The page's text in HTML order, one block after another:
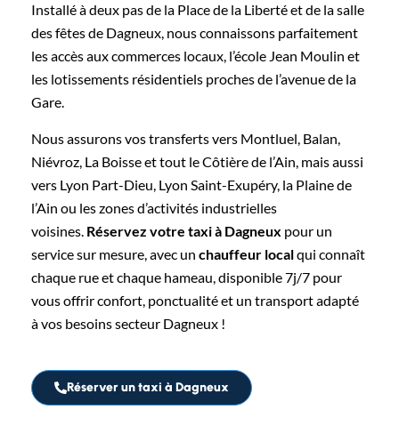
Installé à deux pas de la Place de la Liberté et de la salle
des fêtes de Dagneux, nous connaissons parfaitement
les accès aux commerces locaux, l’école Jean Moulin et
les lotissements résidentiels proches de l’avenue de la
Gare.
Nous assurons vos transferts vers Montluel, Balan,
Niévroz, La Boisse et tout le Côtière de l’Ain, mais aussi
vers Lyon Part-Dieu, Lyon Saint-Exupéry, la Plaine de
l’Ain ou les zones d’activités industrielles
voisines. Réservez votre taxi à Dagneux pour un
service sur mesure, avec un chauffeur localqui connaît
chaque rue et chaque hameau, disponible 7j/7 pour
vous offrir confort, ponctualité et un transport adapté
à vos besoins secteur Dagneux !
Réserver un taxi à Dagneux